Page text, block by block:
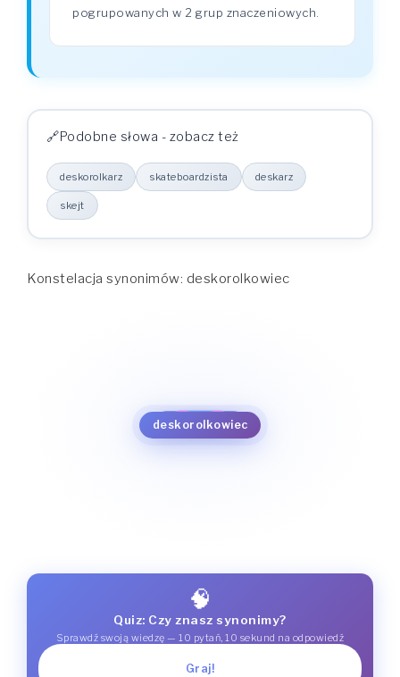
pogrupowanych w 2 grup znaczeniowych.
Podobne słowa - zobacz też
deskorolkarz skateboardzista deskarz
skejt
Konstelacja synonimów: deskorolkowiec
deskorolkowiec
deskorolkarz
skateboardzista
deskarz
skejt
🧠
Quiz: Czy znasz synonimy?
Sprawdź swoją wiedzę — 10 pytań, 10 sekund na odpowiedź
Graj!